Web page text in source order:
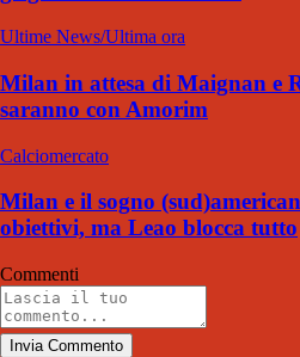
Ultime News/Ultima ora
Milan in attesa di Maignan e
saranno con Amorim
Calciomercato
Milan e il sogno
obiettivi, ma Leao blocca tutto
Commenti
Invia Commento